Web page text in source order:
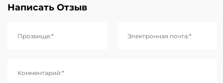
Написать Отзыв
Прозвище:* Электронная почта:*
Комментарий:*